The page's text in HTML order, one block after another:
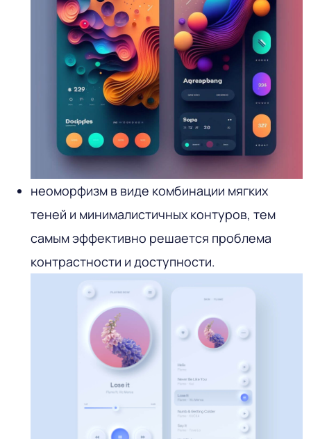
неоморфизм в виде комбинации мягких
теней и минималистичных контуров, тем
самым эффективно решается проблема
контрастности и доступности.